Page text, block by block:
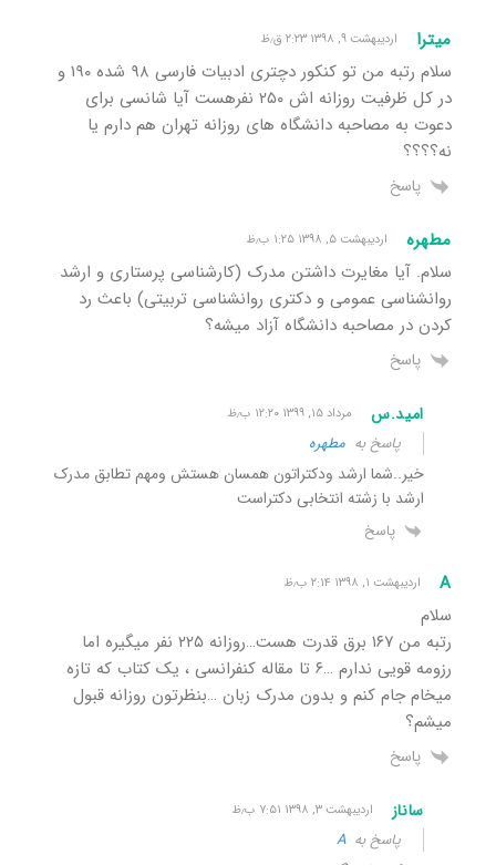
میترا اردیبهشت ۹, ۱۳۹۸ ۲:۲۳ ق٫ظ
سلام رتبه من تو کنکور دچتری ادبیات فارسی ۹۸ شده ۱۹۰ و
در کل ظرفیت روزانه اش ۲۵۰ نفرهست آیا شانسی برای
دعوت به مصاحبه دانشگاه های روزانه تهران هم دارم یا
نه؟؟؟؟
پاسخ
مطهره اردیبهشت ۵, ۱۳۹۸ ۱:۲۵ ب٫ظ
سلام. آیا مغایرت داشتن مدرک (کارشناسی پرستاری و ارشد
روانشناسی عمومی و دکتری روانشناسی تربیتی) باعث رد
کردن در مصاحبه دانشگاه آزاد میشه؟
پاسخ
امید.س مرداد ۱۵, ۱۳۹۹ ۱۲:۲۰ ب٫ظ
پاسخ به مطهره
خیر..شما ارشد ودکتراتون همسان هستش ومهم تطابق مدرک
ارشد با زشته انتخابی دکتراست
پاسخ
A اردیبهشت ۱, ۱۳۹۸ ۲:۱۴ ب٫ظ
سلام
رتبه من ۱۶۷ برق قدرت هست…روزانه ۲۲۵ نفر میگیره اما
رزومه قویی ندارم …۶ تا مقاله کنفرانسی ، یک کتاب که تازه
میخام جام کنم و بدون مدرک زبان …بنظرتون روزانه قبول
میشم؟
پاسخ
ساناز اردیبهشت ۳, ۱۳۹۸ ۷:۵۱ ب٫ظ
پاسخ بهA